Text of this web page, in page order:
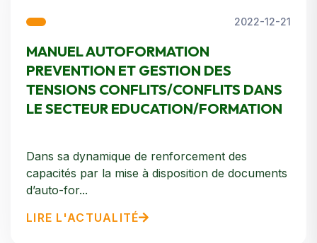
2022-12-21
MANUEL AUTOFORMATION
PREVENTION ET GESTION DES
TENSIONS CONFLITS/CONFLITS DANS
LE SECTEUR EDUCATION/FORMATION
Dans sa dynamique de renforcement des
capacités par la mise à disposition de documents
d’auto-for...
LIRE L'ACTUALITÉ